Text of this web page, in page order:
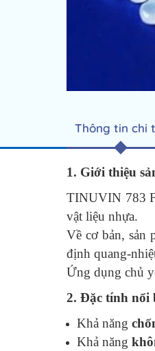
Thông tin chi
1. Giới thiệu
TINUVIN 783
vật liệu nhựa.
Về cơ bản, sản
định quang-
Ứng dụng chủ
2. Đặc tính nổi
Khả năng
Khả năng